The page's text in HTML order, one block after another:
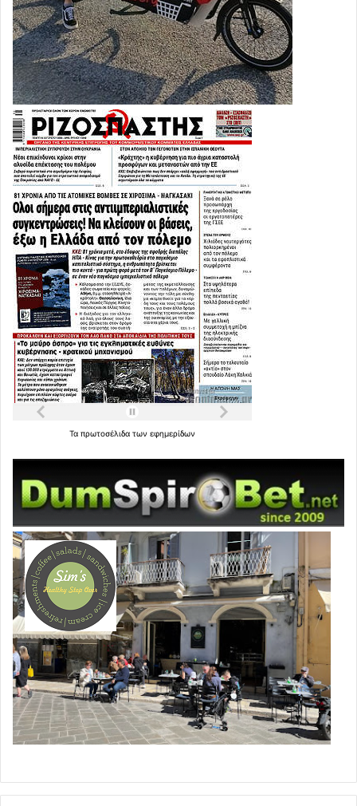
Τα πρωτοσέλιδα των εφημερίδων